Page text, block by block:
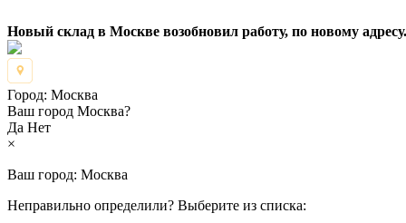
Новый склад в Москве возобновил работу, по новому
Город: Москва
Ваш город Москва?
Да Нет
×
Ваш город: Москва
Неправильно определили? Выберите из списка: